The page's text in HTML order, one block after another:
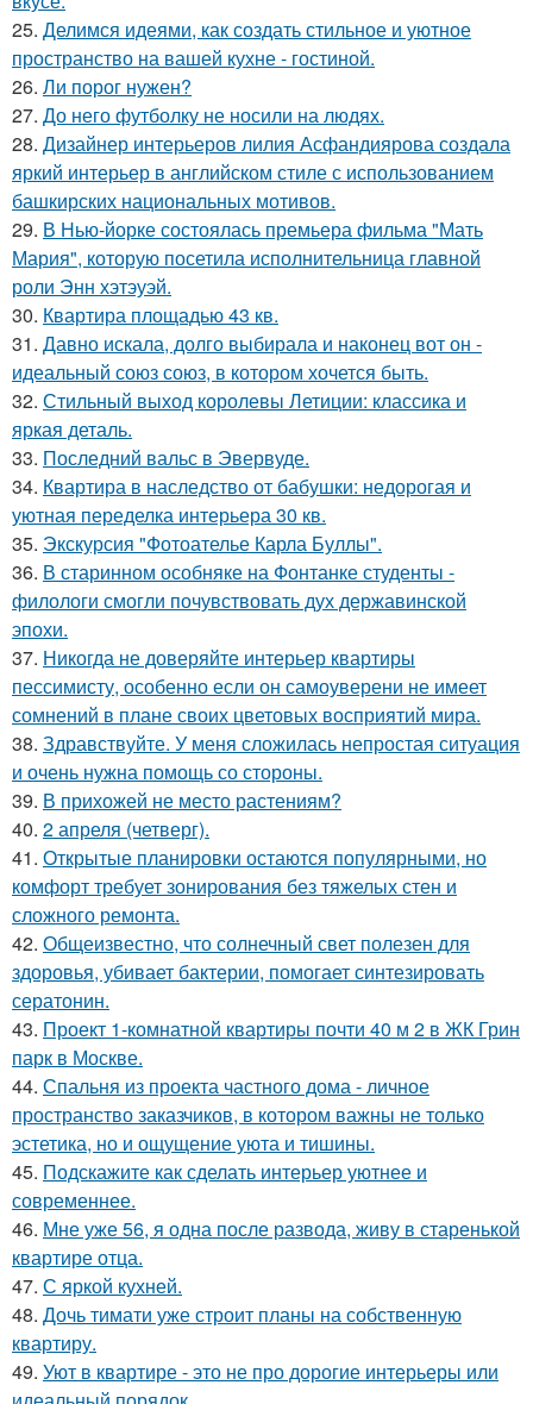
25. Делимся идеями, как создать стильное и уютное
пространство на вашей кухне - гостиной.
26. Ли порог нужен?
27. До него футболку не носили на людях.
28. Дизайнер интерьеров лилия Асфандиярова создала
яркий интерьер в английском стиле с использованием
башкирских национальных мотивов.
29. В Нью-йорке состоялась премьера фильма "Мать
Мария", которую посетила исполнительница главной
роли Энн хэтэуэй.
30. Квартира площадью 43 кв.
31. Давно искала, долго выбирала и наконец вот он -
идеальный союз союз, в котором хочется быть.
32. Стильный выход королевы Летиции: классика и
яркая деталь.
33. Последний вальс в Эвервуде.
34. Квартира в наследство от бабушки: недорогая и
уютная переделка интерьера 30 кв.
35. Экскурсия "Фотоателье Карла Буллы".
36. В старинном особняке на Фонтанке студенты -
филологи смогли почувствовать дух державинской
эпохи.
37. Никогда не доверяйте интерьер квартиры
пессимисту, особенно если он самоуверени не имеет
сомнений в плане своих цветовых восприятий мира.
38. Здравствуйте. У меня сложилась непростая ситуация
и очень нужна помощь со стороны.
39. В прихожей не место растениям?
40. 2 апреля (четверг).
41. Открытые планировки остаются популярными, но
комфорт требует зонирования без тяжелых стен и
сложного ремонта.
42. Общеизвестно, что солнечный свет полезен для
здоровья, убивает бактерии, помогает синтезировать
сератонин.
43. Проект 1-комнатной квартиры почти 40 м 2 в ЖК Грин
парк в Москве.
44. Спальня из проекта частного дома - личное
пространство заказчиков, в котором важны не только
эстетика, но и ощущение уюта и тишины.
45. Подскажите как сделать интерьер уютнее и
современнее.
46. Мне уже 56, я одна после развода, живу в старенькой
квартире отца.
47. С яркой кухней.
48. Дочь тимати уже строит планы на собственную
квартиру.
49. Уют в квартире - это не про дорогие интерьеры или